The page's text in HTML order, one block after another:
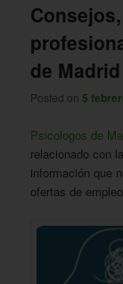
de Madrid
Posted on 5
Psicologos de
relacionado con
información que
ofertas de empleo.